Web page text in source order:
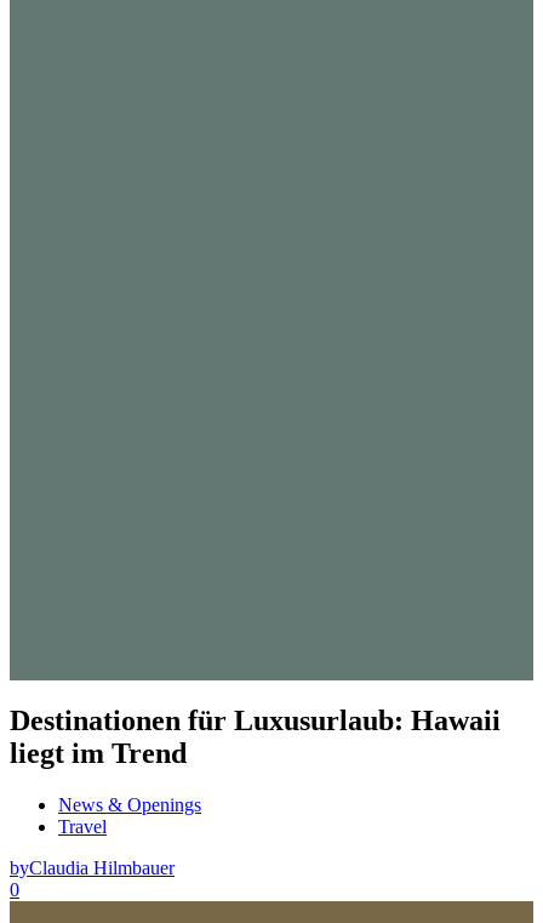
Destinationen für Luxusurlaub: Hawaii
liegt im Trend
News & Openings
Travel
byClaudia Hilmbauer
0